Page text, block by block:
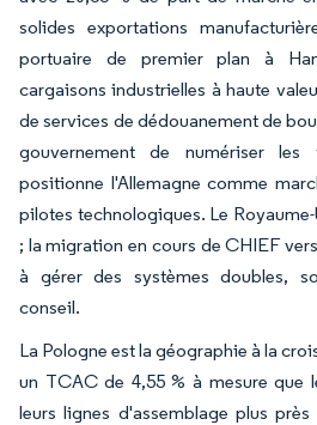
solides exportations
portuaire de premier plan à
cargaisons industrielles à haute
de services de dédouanement de
gouvernement de numériser les
positionne l'Allemagne comme
pilotes technologiques. Le
; la migration en cours de CHIEF
à gérer des systèmes doubles,
conseil.
La Pologne est la géographie à la
un TCAC de 4,55 % à mesure que
leurs lignes d'assemblage plus